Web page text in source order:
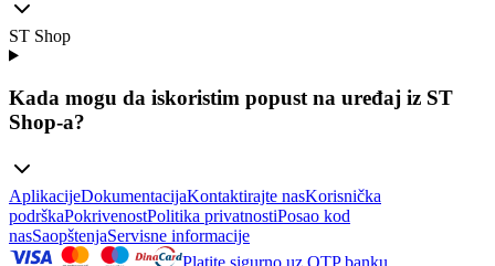
ST Shop
Kada mogu da iskoristim popust na uređaj iz ST
Shop-a?
AplikacijeDokumentacijaKontaktirajte nasKorisnička
podrškaPokrivenostPolitika privatnostiPosao kod
nasSaopštenjaServisne informacije
Platite sigurno uz OTP banku